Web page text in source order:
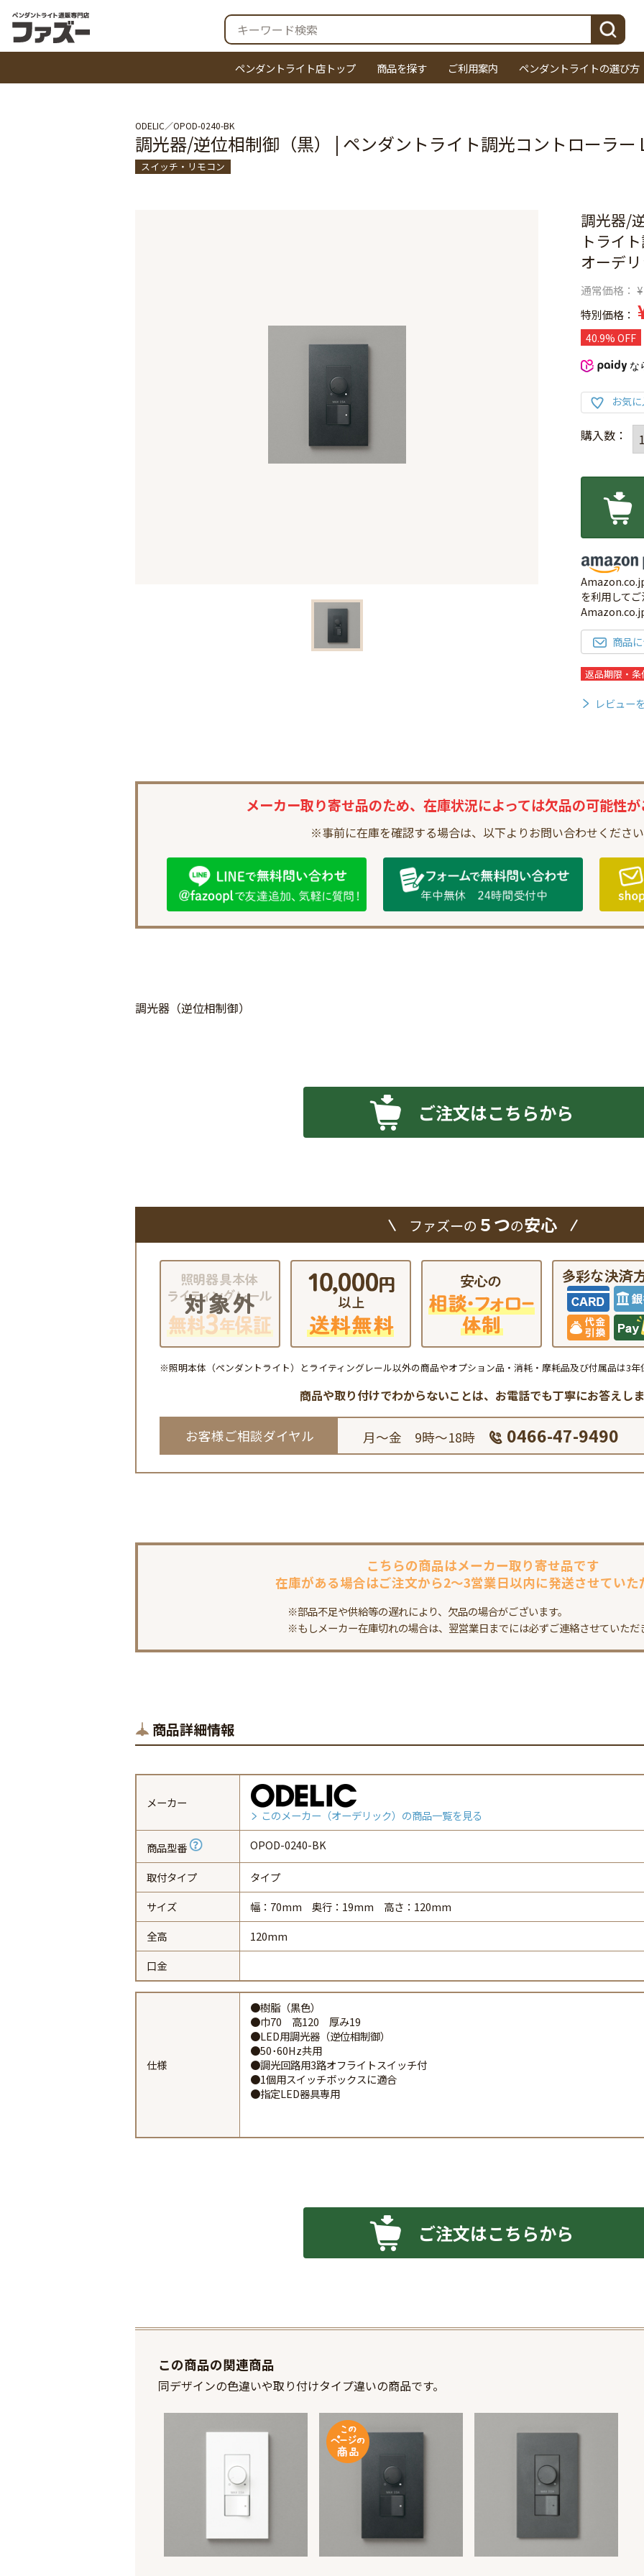
検索
ペンダントライト店トップ 商品を探す ご利用案内 ペンダントライトの選び方
ODELIC OPOD-0240-BK
調光器/逆位相制御（黒） | ペンダントライト調光コントローラー
スイッチ・リモコン
調光器/
トライ
オーデ
通常価格 ¥
特別価格
40.9% OFF
な
を利用して
商品
返品期限・条
レビュー
メーカー取り寄せ品のため、 在庫状況によっては欠品の可能性
※事前に在庫を確認する場合は、 以下よりお問い合わせくださ
調光器（逆位相制御）
ご注文はこちらから
ファズーの ５つの安心
※照明本体（ペンダントライト）とライティングレール以外の商品やオプション品・消耗・摩耗品及び付属品は3年
商品や取り付けでわからないことは、 お電話でも丁寧にお答えし
お客様ご相談ダイヤル 月～金 9時～18時 0466-47-9490
こちらの商品はメーカー取り寄せ品です
在庫がある場合はご注文から2～3営業日以内に発送させていた
※部品不足や供給等の遅れにより、欠品の場合がございます。
※もしメーカー在庫切れの場合は、翌営業日までには必ずご連絡させていただ
商品詳細情報
メーカー
このメーカー（オーデリック）の商品一覧を見る
商品型番 OPOD-0240-BK
取付タイプ
タイプ
サイズ
幅：70mm 奥行：19mm 高さ：120mm
全高
120mm
口金
仕様
●樹脂（黒色）
●巾70 高120 厚み19
●LED用調光器（逆位相制御）
●50･60Hz共用
●調光回路用3路オフライトスイッチ付
●1個用スイッチボックスに適合
●指定LED器具専用
ご注文はこちらから
この商品の関連商品
同デザインの色違いや取り付けタイプ違いの商品です。